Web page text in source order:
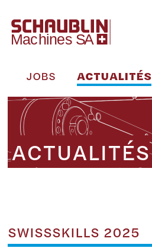
JOBS ACTUALITÉS
ACTUALITÉS
SWISSSKILLS 2025